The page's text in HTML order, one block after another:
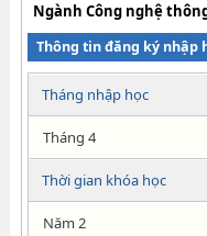
Ngành Công nghệ
Thông tin đăng ký nhập
Tháng nhập học
Tháng 4
Thời gian khóa học
Năm 2